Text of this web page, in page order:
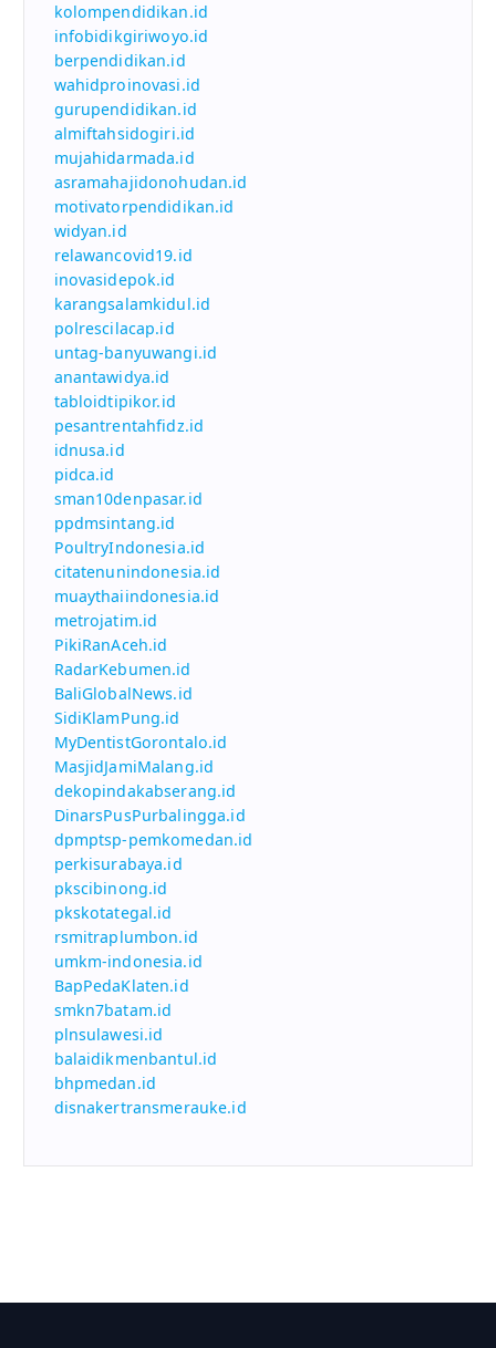
kolompendidikan.id
infobidikgiriwoyo.id
berpendidikan.id
wahidproinovasi.id
gurupendidikan.id
almiftahsidogiri.id
mujahidarmada.id
asramahajidonohudan.id
motivatorpendidikan.id
widyan.id
relawancovid19.id
inovasidepok.id
karangsalamkidul.id
polrescilacap.id
untag-banyuwangi.id
anantawidya.id
tabloidtipikor.id
pesantrentahfidz.id
idnusa.id
pidca.id
sman10denpasar.id
ppdmsintang.id
PoultryIndonesia.id
citatenunindonesia.id
muaythaiindonesia.id
metrojatim.id
PikiRanAceh.id
RadarKebumen.id
BaliGlobalNews.id
SidiKlamPung.id
MyDentistGorontalo.id
MasjidJamiMalang.id
dekopindakabserang.id
DinarsPusPurbalingga.id
dpmptsp-pemkomedan.id
perkisurabaya.id
pkscibinong.id
pkskotategal.id
rsmitraplumbon.id
umkm-indonesia.id
BapPedaKlaten.id
smkn7batam.id
plnsulawesi.id
balaidikmenbantul.id
bhpmedan.id
disnakertransmerauke.id